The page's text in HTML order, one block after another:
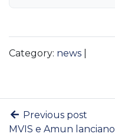
Category: news
Previous post
MVIS e Amun lanciano